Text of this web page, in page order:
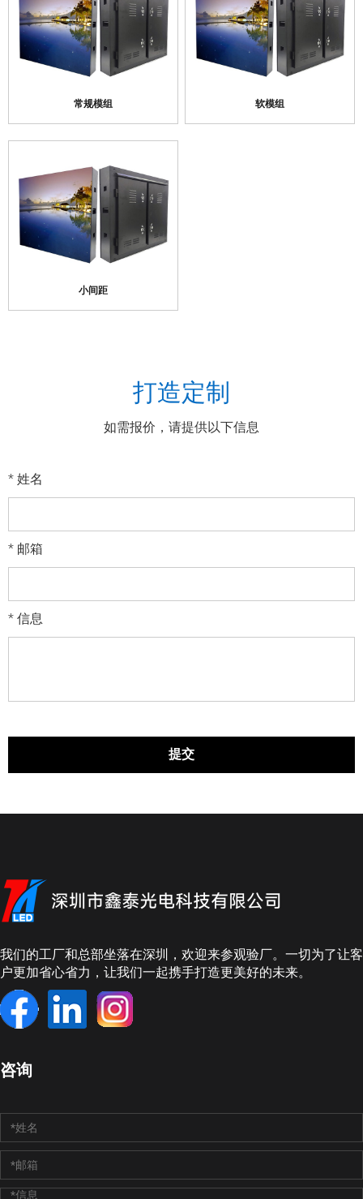
常规模组 软模组
小间距
打造定制
如需报价，请提供以下信息
* 姓名
* 邮箱
* 信息
我们的工厂和总部坐落在深圳，欢迎来参观验厂。一切为了让客
户更加省心省力，让我们一起携手打造更美好的未来。
咨询